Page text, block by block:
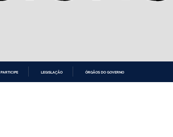
PARTICIPE LEGISLAÇÃO ÓRGÃOS DO GOVERNO